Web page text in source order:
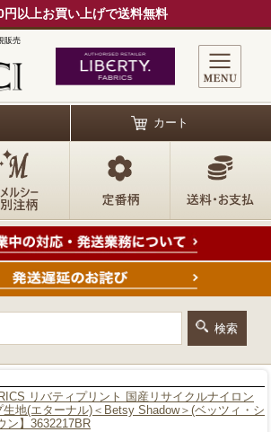
円以上お買い上げで送料無料
販売
カート
リバティプリント 国産リサイクルナイロン
生地(エターナル)＜Betsy Shadow＞(ベッツィ・シ
ン】3632217BR